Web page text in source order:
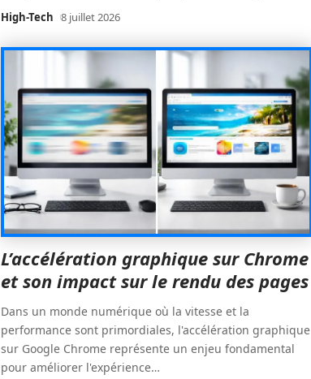
High-Tech 8 juillet 2026
L’accélération graphique sur Chrome
et son impact sur le rendu des pages
Dans un monde numérique où la vitesse et la
performance sont primordiales, l'accélération graphique
sur Google Chrome représente un enjeu fondamental
pour améliorer l'expérience…